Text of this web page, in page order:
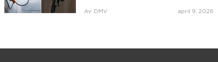
Av: DMV april 9, 2026